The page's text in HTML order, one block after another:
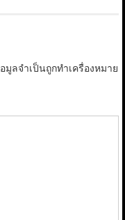
มูลจำเป็นถูกทำเครื่องหมาย